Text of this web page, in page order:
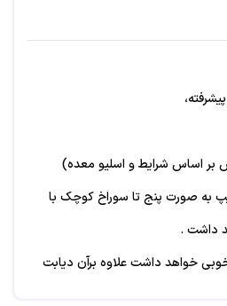
اساس شرایط و اسلیو معده)
به صورت پنج تا سوراخ کوچک با
داشت .
خواهد داشت علاوه برآن دیابت
شدید، شب نخوابیدن ها بهبود پیدا